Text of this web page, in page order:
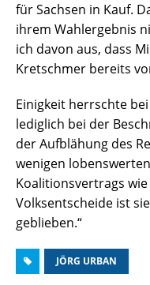
für Sachsen in Kauf.
ihrem Wahlergebnis
ich davon aus, dass
Kretschmer bereits
Einigkeit herrschte
lediglich bei der
der Aufblähung des
wenigen
Koalitionsvertrags
Volksentscheide ist
geblieben.“
JÖRG URBAN